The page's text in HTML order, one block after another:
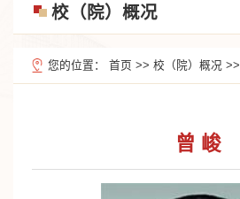
校（院）概况
您的位置： 首页 >> 校（院）概况>>
曾 峻